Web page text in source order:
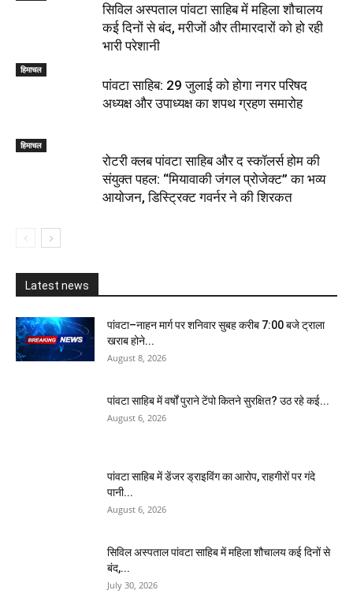
सिविल अस्पताल पांवटा साहिब में महिला शौचालय
कई दिनों से बंद, मरीजों और तीमारदारों को हो रही
भारी परेशानी
हिमाचल
पांवटा साहिब: 29 जुलाई को होगा नगर परिषद
अध्यक्ष और उपाध्यक्ष का शपथ ग्रहण समारोह
हिमाचल
​रोटरी क्लब पांवटा साहिब और द स्कॉलर्स होम की
संयुक्त पहल: “मियावाकी जंगल प्रोजेक्ट” का भव्य
आयोजन, डिस्ट्रिक्ट गवर्नर ने की शिरकत
Latest news
पांवटा–नाहन मार्ग पर शनिवार सुबह करीब 7:00 बजे ट्राला
खराब होने...
August 8, 2026
पांवटा साहिब में वर्षों पुराने टेंपो कितने सुरक्षित? उठ रहे कई...
August 6, 2026
पांवटा साहिब में डेंजर ड्राइविंग का आरोप, राहगीरों पर गंदे
पानी...
August 6, 2026
सिविल अस्पताल पांवटा साहिब में महिला शौचालय कई दिनों से
बंद,...
July 30, 2026